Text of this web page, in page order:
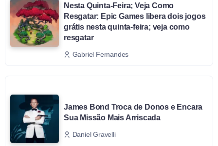
Nesta Quinta-Feira; Veja Como
Resgatar: Epic Games libera dois jogos
grátis nesta quinta-feira; veja como
resgatar
Gabriel Fernandes
James Bond Troca de Donos e Encara
Sua Missão Mais Arriscada
Daniel Gravelli